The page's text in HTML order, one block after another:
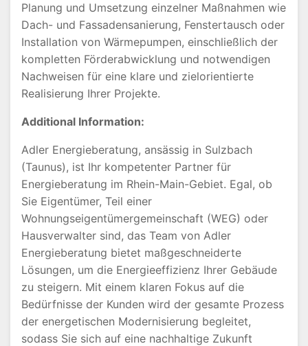
Planung und Umsetzung einzelner Maßnahmen wie
Dach- und Fassadensanierung, Fenstertausch oder
Installation von Wärmepumpen, einschließlich der
kompletten Förderabwicklung und notwendigen
Nachweisen für eine klare und zielorientierte
Realisierung Ihrer Projekte.
Additional Information:
Adler Energieberatung, ansässig in Sulzbach
(Taunus), ist Ihr kompetenter Partner für
Energieberatung im Rhein-Main-Gebiet. Egal, ob
Sie Eigentümer, Teil einer
Wohnungseigentümergemeinschaft (WEG) oder
Hausverwalter sind, das Team von Adler
Energieberatung bietet maßgeschneiderte
Lösungen, um die Energieeffizienz Ihrer Gebäude
zu steigern. Mit einem klaren Fokus auf die
Bedürfnisse der Kunden wird der gesamte Prozess
der energetischen Modernisierung begleitet,
sodass Sie sich auf eine nachhaltige Zukunft